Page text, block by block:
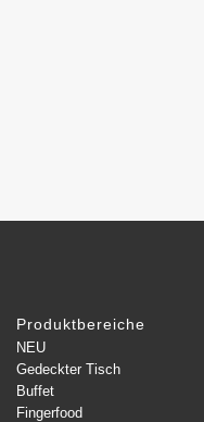
Produktbereiche
NEU
Gedeckter Tisch
Buffet
Fingerfood